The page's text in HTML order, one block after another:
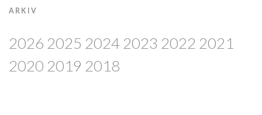
ARKIV
2026 2025 2024 2023 2022 2021
2020 2019 2018